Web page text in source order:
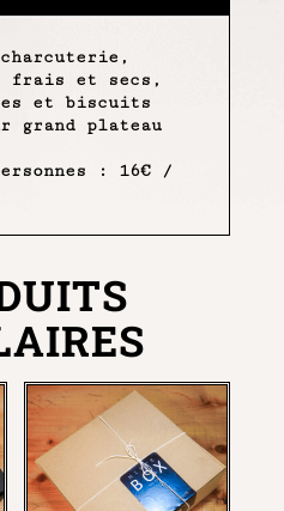
frais et secs,
et biscuits
grand plateau
: 16€ /